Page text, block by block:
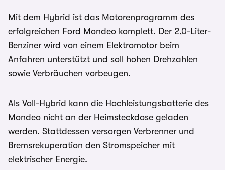
Mit dem Hybrid ist das Motorenprogramm des
erfolgreichen Ford Mondeo komplett. Der 2,0-Liter-
Benziner wird von einem Elektromotor beim
Anfahren unterstützt und soll hohen Drehzahlen
sowie Verbräuchen vorbeugen.
Als Voll-Hybrid kann die Hochleistungsbatterie des
Mondeo nicht an der Heimsteckdose geladen
werden. Stattdessen versorgen Verbrenner und
Bremsrekuperation den Stromspeicher mit
elektrischer Energie.